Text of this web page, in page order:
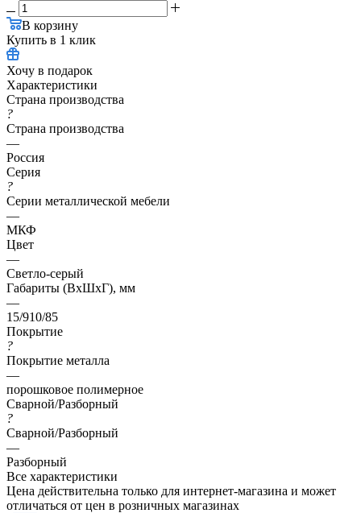
В корзину
Купить в 1 клик
Хочу в подарок
Характеристики
Страна производства
?
Страна производства
—
Россия
Серия
?
Серии металлической мебели
—
МКФ
Цвет
—
Светло-серый
Габариты (ВхШхГ), мм
—
15/910/85
Покрытие
?
Покрытие металла
—
порошковое полимерное
Сварной/Разборный
?
Сварной/Разборный
—
Разборный
Все характеристики
Цена действительна только для интернет-магазина и может
отличаться от цен в розничных магазинах